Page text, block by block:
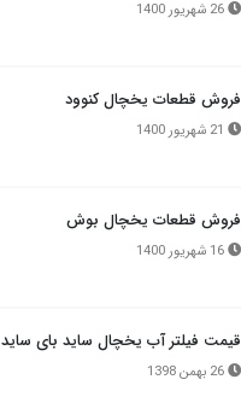
فروش قطعات یخچال کنوود
فروش قطعات یخچال بوش
قیمت فیلتر آب یخچال ساید بای ساید